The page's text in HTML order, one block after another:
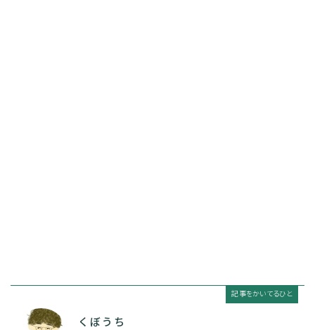
記事をかいてるひと
くぼうち